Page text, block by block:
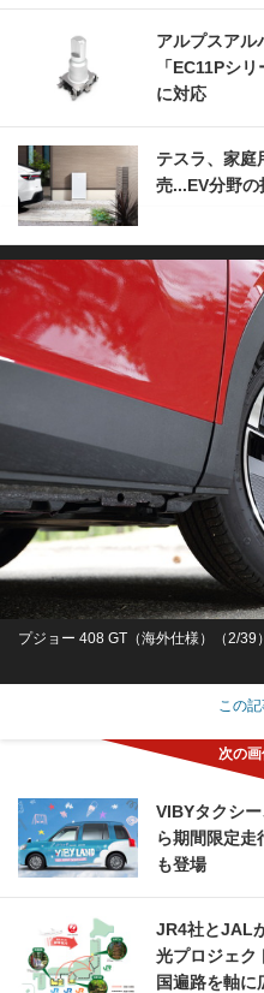
アルプスアル
「EC11Pシ
に対応
テスラ、家
売...EV分野
プジョー 408 GT（海外仕様）（2/39）
この
VIBYタクシ
ら期間限定走
も登場
JR4社とJAL
光プロジェク
国遍路を軸に